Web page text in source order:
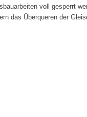
voll gesperrt
das Überqueren der